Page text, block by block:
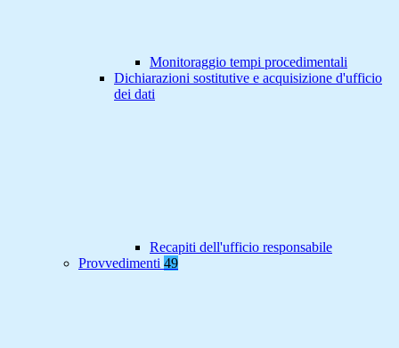
Monitoraggio tempi procedimentali
Dichiarazioni sostitutive e acquisizione d'ufficio
dei dati
Recapiti dell'ufficio responsabile
Provvedimenti 49